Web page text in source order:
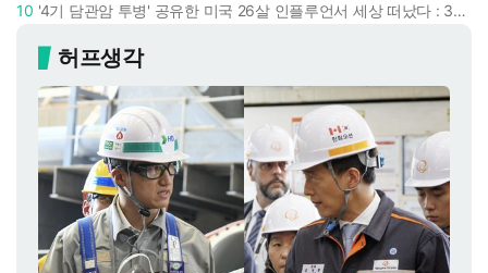
10
'4기 담관암 투병' 공유한 미국 26살 인플루언서 세상 떠났다 : 3년간 보여준 희망과 용기
허프생각